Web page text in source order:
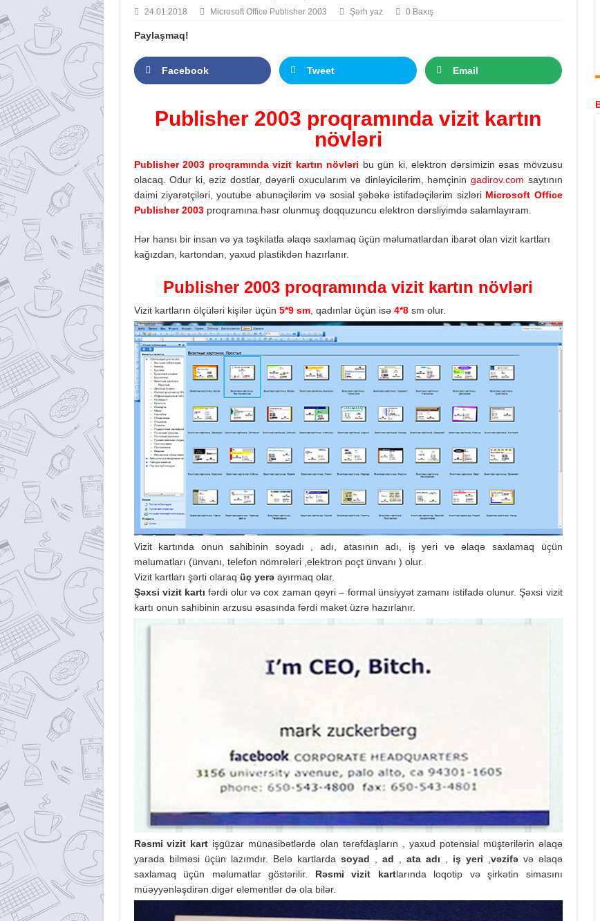
24.01.2018 Microsoft Office Publisher 2003 Şərh yaz 0 Baxış
Paylaşmaq!
Facebook Tweet Email
Publisher 2003 proqramında vizit kartın
növləri
Publisher 2003 proqramında vizit kartın növləri bu gün ki, elektron dərsimizin əsas mövzusu
olacaq. Odur ki, əziz dostlar, dəyərli oxucularım və dinləyicilərim, həmçinin gadirov.com saytının
daimi ziyarətçiləri, youtube abunəçilərim və sosial şəbəkə istifadəçilərim sizləri Microsoft Office
Publisher 2003proqramına həsr olunmuş doqquzuncu elektron dərsliyimdə salamlayıram.
Hər hansı bir insan və ya təşkilatla əlaqə saxlamaq üçün məlumatlardan ibarət olan vizit kartları
kağızdan, kartondan, yaxud plastikdən hazırlanır.
Publisher 2003 proqramında vizit kartın növləri
Vizit kartların ölçüləri kişilər üçün 5*9 sm, qadınlar üçün isə 4*8 sm olur.
Vizit kartında onun sahibinin soyadı , adı, atasının adı, iş yeri və əlaqə saxlamaq üçün
məlumatları (ünvanı, telefon nömrələri ,elektron poçt ünvanı ) olur.
Vizit kartları şərti olaraq üç yerəayırmaq olar.
Şəxsi vizit kartı fərdi olur və cox zaman qeyri – formal ünsiyyət zamanı istifadə olunur. Şəxsi vizit
kartı onun sahibinin arzusu əsasında fərdi maket üzrə hazırlanır.
Rəsmi vizit kart işgüzar münasibətlərdə olan tərəfdaşların , yaxud potensial müştərilərin əlaqə
yarada bilməsi üçün lazımdır. Belə kartlarda soyad ad ata adı iş yeri vəzifəvə əlaqə
saxlamaq üçün məlumatlar göstərilir. Rəsmi vizit kartlarında loqotip və şirkətin simasını
müəyyənləşdirən digər elementlər də ola bilər.